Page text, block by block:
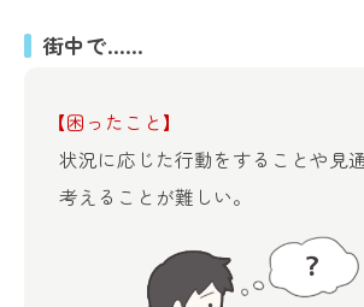
街中で……
【困ったこと】
状況に応じた行動をすることや見
考えることが難しい。